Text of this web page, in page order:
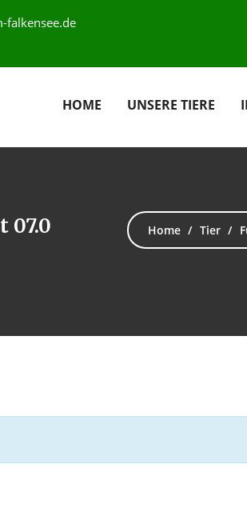
falkensee.de
HOME UNSERE TIERE
07.0
Home Tier